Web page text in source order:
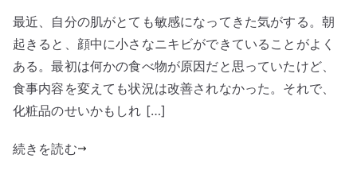
最近、自分の肌がとても敏感になってきた気がする。朝
起きると、顔中に小さなニキビができていることがよく
ある。最初は何かの食べ物が原因だと思っていたけど、
食事内容を変えても状況は改善されなかった。それで、
化粧品のせいかもしれ […]
続きを読む